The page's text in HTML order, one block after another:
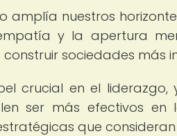
amplía nuestros
y la apertura
sociedades más
crucial en el liderazgo,
ser más efectivos en
que